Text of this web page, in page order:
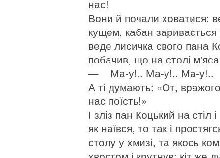
нас!
Вони й почали ховатися:
кущем, кабан
веде лисичка свого пана
побачив, що на столі
— Ма-у!.. Ма-у!.. Ма-у!..
А ті думають: «От,
нас поїсть!»
І зліз пан Коцький на
як наївся, то так і
столу у хмизі, та якось